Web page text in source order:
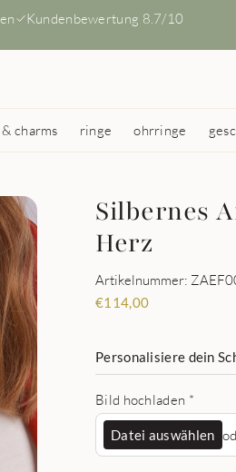
Kundenbewertung 8.7/10
charms ringe ohrringe
Silbernes
Herz
Artikelnummer:
€114,00
Personalisiere dein
Bild hochladen *
Datei auswählen